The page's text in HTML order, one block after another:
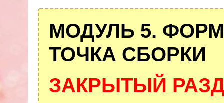
МОДУЛЬ 5.
ТОЧКА СБОРКИ
ЗАКРЫТЫЙ